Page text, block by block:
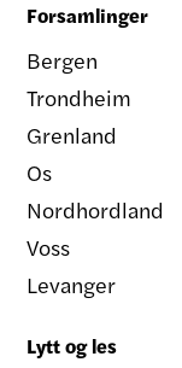
Forsamlinger
Bergen
Trondheim
Grenland
Os
Nordhordland
Voss
Levanger
Lytt og les